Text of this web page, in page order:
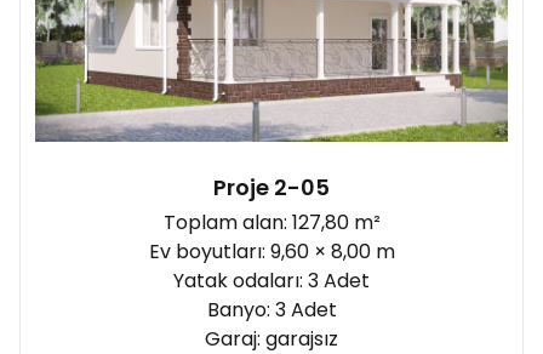
Proje 2-05
Toplam alan: 127,80 m²
Ev boyutları: 9,60 × 8,00 m
Yatak odaları: 3 Adet
Banyo: 3 Adet
Garaj: garajsız